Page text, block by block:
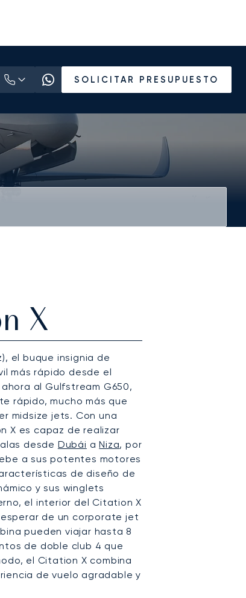
SOLICITAR PRESUPUESTO
X
el buque insignia de
más rápido desde el
al Gulfstream G650,
rápido, mucho más que
midsize jets. Con una
X es capaz de realizar
desde Dubái aNiza, por
a sus potentes motores
de diseño de
y sus winglets
el interior del Citation X
de un corporate jet
pueden viajar hasta 8
de doble club 4 que
el Citation X combina
de vuelo agradable y